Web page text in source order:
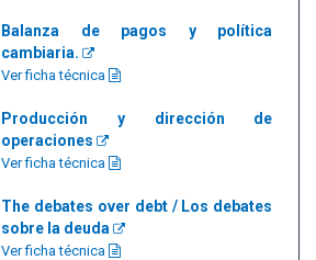
Balanza de pagos y política
cambiaria.
Ver ficha técnica
Producción y dirección de
operaciones
Ver ficha técnica
The debates over debt / Los debates
sobre la deuda
Ver ficha técnica